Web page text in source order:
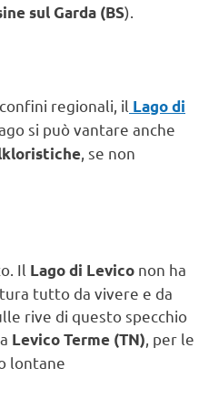
sul Garda (BS).
regionali, il Lago di
si può vantare anche
, se non
Il Lago di Levico non ha
tutto da vivere e da
rive di questo specchio
Levico Terme (TN), per le
lontane